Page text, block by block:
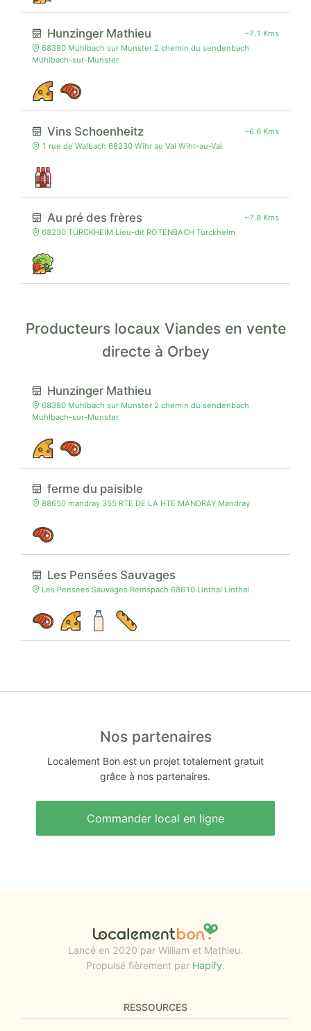
Hunzinger Mathieu
~7.1 Kms
68380 Muhlbach sur Munster 2 chemin du sendenbach
Muhlbach-sur-Munster
Vins Schoenheitz
~6.6 Kms
1 rue de Walbach 68230 Wihr au Val Wihr-au-Val
Au pré des frères
~7.8 Kms
68230 TURCKHEIM Lieu-dit ROTENBACH Turckheim
Producteurs locaux Viandes en vente
directe à Orbey
Hunzinger Mathieu
68380 Muhlbach sur Munster 2 chemin du sendenbach
Muhlbach-sur-Munster
ferme du paisible
88650 mandray 355 RTE DE LA HTE MANDRAY Mandray
Les Pensées Sauvages
Les Pensées Sauvages Remspach 68610 Linthal Linthal
Nos partenaires
Localement Bon est un projet totalement gratuit
grâce à nos partenaires.
Commander local en ligne
Lancé en 2020 par William et Mathieu.
Propulsé fièrement par Hapify.
RESSOURCES